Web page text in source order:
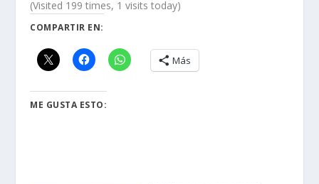
(Visited 199 times, 1 visits today)
COMPARTIR EN:
Más
ME GUSTA ESTO: